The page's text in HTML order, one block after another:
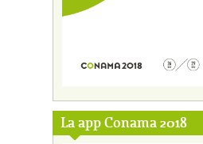
La app Conama 2018